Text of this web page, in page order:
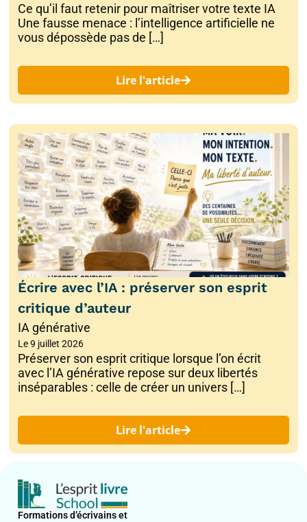
Ce qu’il faut retenir pour maîtriser votre texte IA
Une fausse menace : l’intelligence artificielle ne
vous dépossède pas de […]
Lire l'article
Écrire avec l’IA : préserver son esprit
critique d’auteur
IA générative
Le9 juillet 2026
Préserver son esprit critique lorsque l’on écrit
avec l’IA générative repose sur deux libertés
inséparables : celle de créer un univers […]
Lire l'article
Formations d’écrivains et